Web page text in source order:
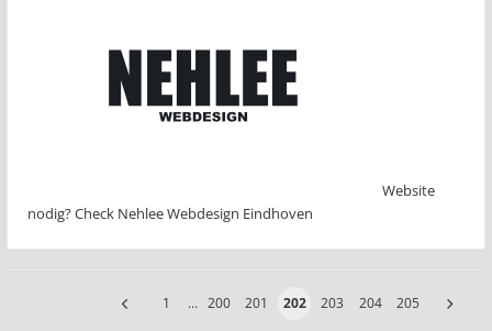
Website
nodig? Check Nehlee Webdesign Eindhoven
1 … 200 201 202 203 204 205